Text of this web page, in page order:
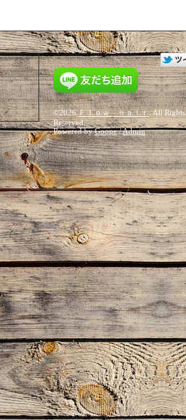
©2026Ｆｌｏｗ ｈａｉｒ. All Rights
Reserved.
Powered byGoope/Admin